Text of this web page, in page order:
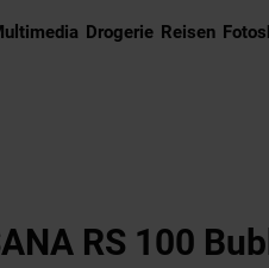
Drogerie Externer Link:
Reisen
RS 100